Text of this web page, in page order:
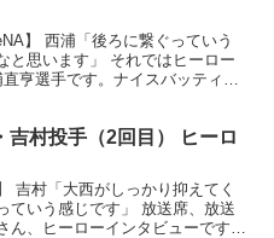
】 西浦「後ろに繋ぐっていう
と思います」 それではヒーロー
亨選手です。ナイスバッティン
村投手（2回目） ヒーロ
吉村「大西がしっかり抑えてく
ていう感じです」 放送席、放送
、ヒーローインタビューです。